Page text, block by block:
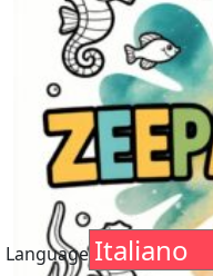
Language